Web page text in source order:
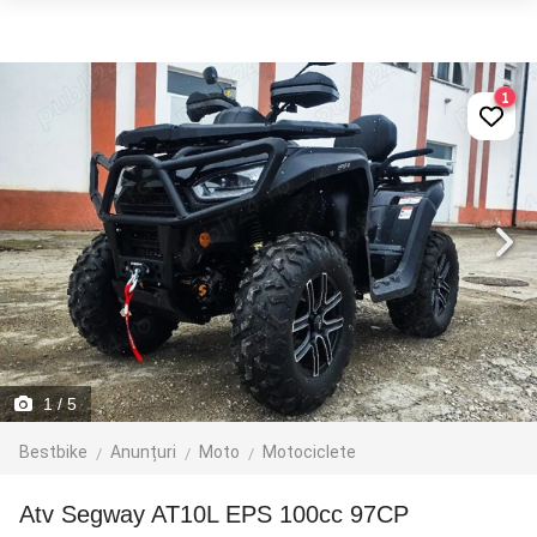
1/ 5
Bestbike Anunțuri Moto Motociclete
1
atv Segway AT10L EPS 100cc 97CP